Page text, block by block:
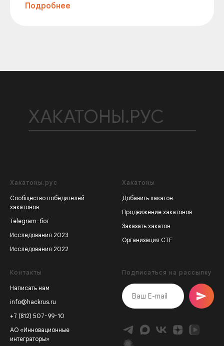
Подробнее
ХАКАТОНЫ.РУС
Хакатоны.рус
Сообщество победителей
хакатонов
Telegram-бот
Исследования 2023
Исследования 2022
Хакатоны
Добавить хакатон
Продвижение хакатонов
Заказать хакатон
Организация CTF
Контакты
Написать нам
info@hackrus.ru
+7 (812) 507-99-10
АО «Инновационные
интеграторы»
Подписаться на рассылку